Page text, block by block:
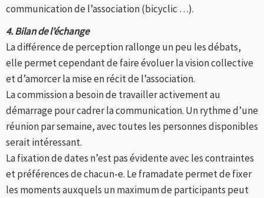
communication de l’association (bicyclic …).
4. Bilan de l’échange
La différence de perception rallonge un peu les débats,
elle permet cependant de faire évoluer la vision collective
et d’amorcer la mise en récit de l’association.
La commission a besoin de travailler activement au
démarrage pour cadrer la communication. Un rythme d’une
réunion par semaine, avec toutes les personnes disponibles
serait intéressant.
La fixation de dates n’est pas évidente avec les contraintes
et préférences de chacun-e. Le framadate permet de fixer
les moments auxquels un maximum de participants peut